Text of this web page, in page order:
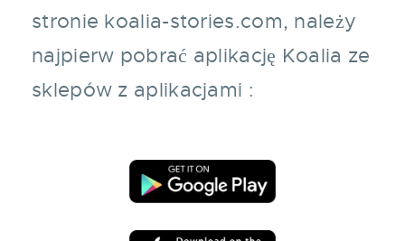
stronie koalia-stories.com, należy
najpierw pobrać aplikację Koalia ze
sklepów z aplikacjami :